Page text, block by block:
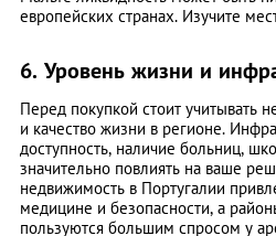
европейских странах. Изучите
6. Уровень жизни и
Перед покупкой стоит учитывать
и качество жизни в регионе.
доступность, наличие больниц,
значительно повлиять на ваше
недвижимость в Португалии
медицине и безопасности, а
пользуются большим спросом у